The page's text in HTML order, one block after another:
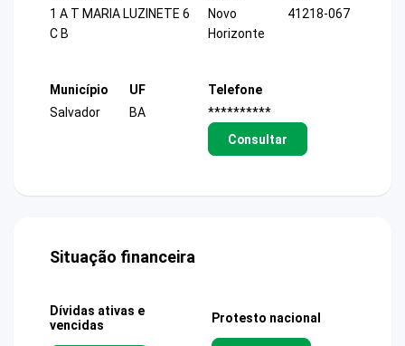
1 A T MARIA LUZINETE 6
C B
Novo
Horizonte
41218-067
Município
Salvador
UF
BA
Telefone
**********
Consultar
Situação financeira
Dívidas ativas e
vencidas
Protesto nacional